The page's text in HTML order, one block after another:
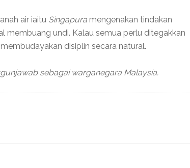
air iaitu Singapura mengenakan tindakan
membuang undi. Kalau semua perlu ditegakkan
disiplin secara natural.
sebagai warganegara Malaysia.